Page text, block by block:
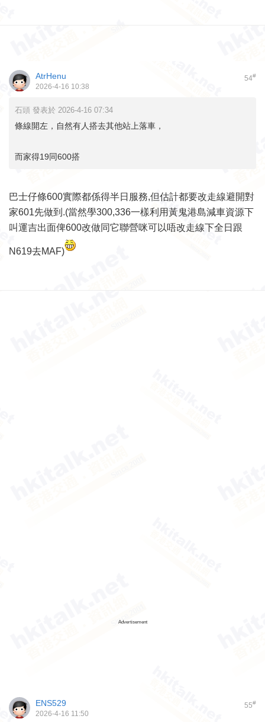
54#
AtrHenu
2026-4-16 10:38
石頭 發表於 2026-4-16 07:34
條線開左，自然有人搭去其他站上落車，
而家得19同600搭
巴士仔條600實際都係得半日服務,但估計都要改走線避開對
家601先做到.(當然學300,336一樣利用黃鬼港島減車資源下
叫運吉出面俾600改做同它聯營咪可以唔改走線下全日跟
N619去MAF)
Advertisement
55#
ENS529
2026-4-16 11:50